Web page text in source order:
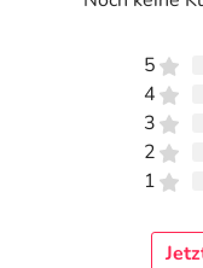
5
4
3
2
1